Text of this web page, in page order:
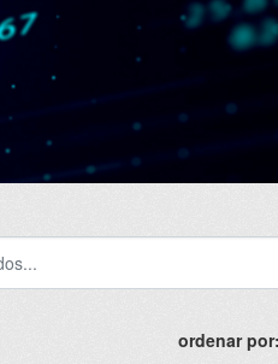
ordenar por